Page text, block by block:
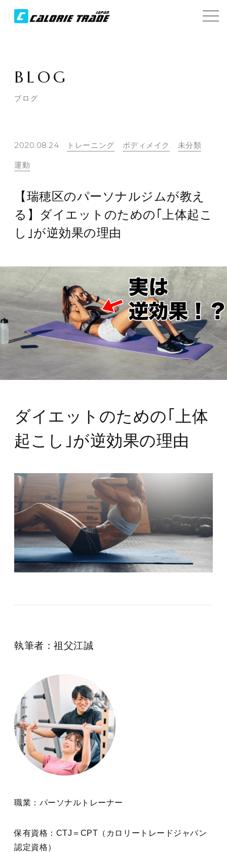
BLOG
ブログ
2020.08.24 トレーニング ボディメイク 未分類
運動
【瑞穂区のパーソナルジムが教え
る】ダイエットのための｢上体起こ
し｣が逆効果の理由
ダイエットのための｢上体
起こし｣が逆効果の理由
執筆者：祖父江誠
職業：パーソナルトレーナー
保有資格：CTJ＝CPT（カロリートレードジャパン
認定資格）